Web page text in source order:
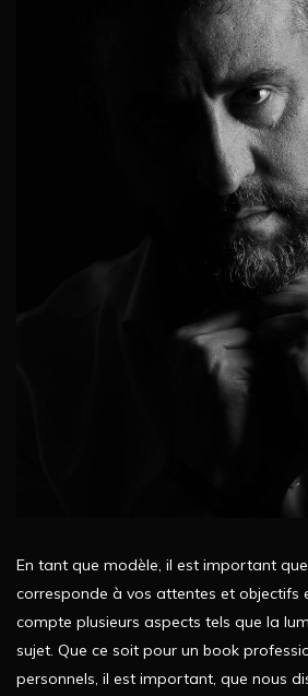
En tant que modèle, il est important
corresponde à vos attentes et objectifs
compte plusieurs aspects tels que la
sujet. Que ce soit pour un book
personnels, il est important, que nous